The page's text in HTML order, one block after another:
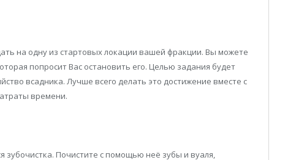
на одну из стартовых локации вашей фракции. Вы можете
попросит Вас остановить его. Целью задания будет
всадника. Лучше всего делать это достижение вместе с
времени.
зубочистка. Почистите с помощью неё зубы и вуаля,